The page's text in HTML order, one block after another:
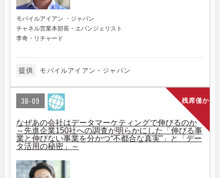
モバイルアイアン ・ジャパン
チャネル営業本部長・エバンジェリスト
李奇・リチャード
提供 モバイルアイアン・ジャパン
残席僅か
3B-09
なぜあの会社はデータマーケティングで伸びるのか
～先進企業150社への調査が明らかにした「伸びる事
業と伸びない事業を分かつ“不都合な真実”」と「デー
タ活用の秘密」～